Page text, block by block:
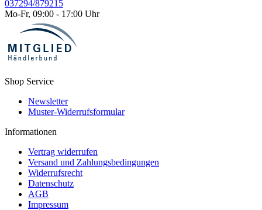
037294/879215
Mo-Fr, 09:00 - 17:00 Uhr
Shop Service
Newsletter
Muster-Widerrufsformular
Informationen
Vertrag widerrufen
Versand und Zahlungsbedingungen
Widerrufsrecht
Datenschutz
AGB
Impressum